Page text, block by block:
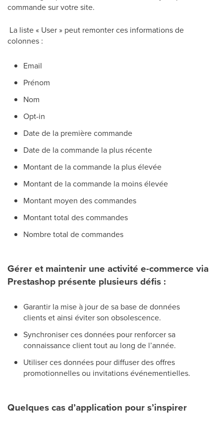
commande sur votre site.
La liste « User » peut remonter ces informations de
colonnes :
Email
Prénom
Nom
Opt-in
Date de la première commande
Date de la commande la plus récente
Montant de la commande la plus élevée
Montant de la commande la moins élevée
Montant moyen des commandes
Montant total des commandes
Nombre total de commandes
Gérer et maintenir une activité e-commerce via
Prestashop présente plusieurs défis :
Garantir la mise à jour de sa base de données
clients et ainsi éviter son obsolescence.
Synchroniser ces données pour renforcer sa
connaissance client tout au long de l’année.
Utiliser ces données pour diffuser des offres
promotionnelles ou invitations événementielles.
Quelques cas d’application pour s’inspirer